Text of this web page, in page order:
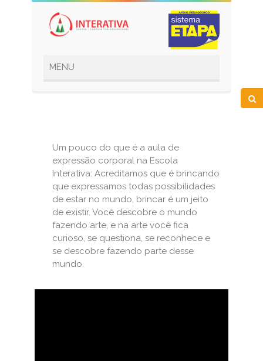
Um pouco do que é a aula de
expressão corporal na Escola
Interativa: Acreditamos que é brincando
que expressamos todas possibilidades
de estar no mundo, brincar é um jeito
de existir. Você descobre o mundo
fazendo arte, e na arte você fica
curioso, se questiona, se reconhece e
se descobre fazendo parte desse
mundo.